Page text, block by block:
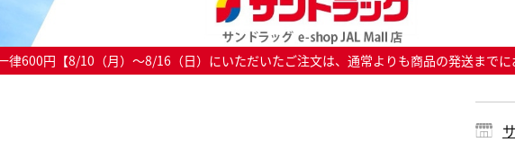
律600円【8/10（月）～8/16（日）にいただいたご注文は、通常よりも商品の発送まで